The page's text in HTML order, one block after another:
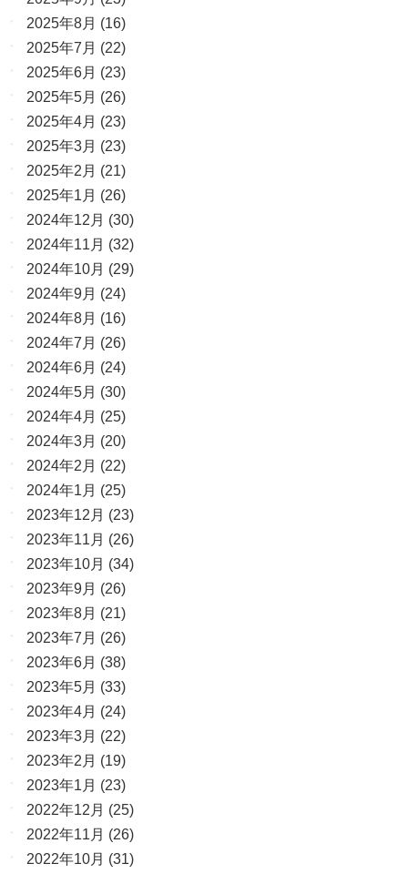
2025年8月 (16)
2025年7月 (22)
2025年6月 (23)
2025年5月 (26)
2025年4月 (23)
2025年3月 (23)
2025年2月 (21)
2025年1月 (26)
2024年12月 (30)
2024年11月 (32)
2024年10月 (29)
2024年9月 (24)
2024年8月 (16)
2024年7月 (26)
2024年6月 (24)
2024年5月 (30)
2024年4月 (25)
2024年3月 (20)
2024年2月 (22)
2024年1月 (25)
2023年12月 (23)
2023年11月 (26)
2023年10月 (34)
2023年9月 (26)
2023年8月 (21)
2023年7月 (26)
2023年6月 (38)
2023年5月 (33)
2023年4月 (24)
2023年3月 (22)
2023年2月 (19)
2023年1月 (23)
2022年12月 (25)
2022年11月 (26)
2022年10月 (31)